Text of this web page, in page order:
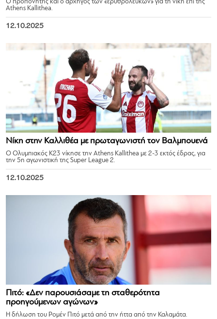
Ο προπονητής και ο αρχηγός των «ερυθρόλευκων» για τη νίκη επί της
Athens Kallithea.
12.10.2025
Νίκη στην Καλλιθέα με πρωταγωνιστή τον Βαλμπουενά
Ο Ολυμπιακός Κ23 νίκησε την Athens Kallithea με 2-3 εκτός έδρας, για
την 5η αγωνιστική της Super League 2.
12.10.2025
Πιτό: «Δεν παρουσιάσαμε τη σταθερότητα
προηγούμενων αγώνων»
Η δήλωση του Ρομέν Πιτό μετά από την ήττα από την Καλαμάτα.